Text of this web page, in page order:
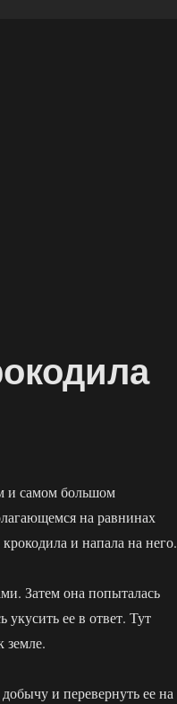
и самом большом
на равнинах
и напала на него.
Затем она попыталась
укусить ее в ответ. Тут
земле.
и перевернуть ее на